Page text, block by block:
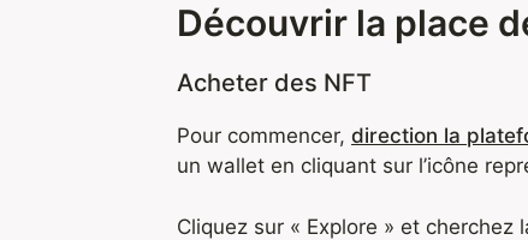
Découvrir la place
Acheter des NFT
Pour commencer, direction la
un wallet en cliquant sur l’icône
Cliquez sur « Explore » et cherchez